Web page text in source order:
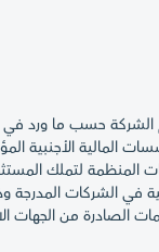
حسب ما ورد في
المالية الأجنبية
المنظمة لتملك
في الشركات المدرجة
الصادرة من الجهات